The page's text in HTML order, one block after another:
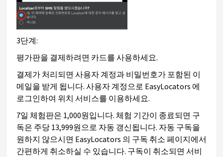
3단계:
평가판을 결제하려면 카드를 사용하세요.
결제가 처리되면 사용자 계정과 비밀번호가 포함된 이
메일을 받게 됩니다. 사용자 계정으로 EasyLocators 에
로그인하여 위치 서비스를 이용하세요.
7일 체험판은 1,000원입니다. 체험 기간이 종료되면 구
독은 주당 13,999원으로 자동 갱신됩니다. 자동 구독을
원하지 않으시면 EasyLocators 의 구독 취소 페이지에서
간편하게 취소하실 수 있습니다. 구독이 취소되면 서비